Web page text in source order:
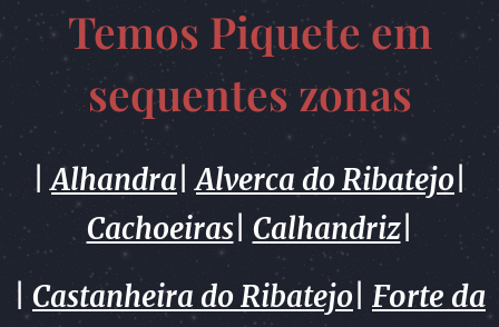
Temos Piquete em
sequentes zonas
|Alhandra |Alverca do Ribatejo |
Cachoeiras Calhandriz|
Castanheira do Ribatejo Forte da